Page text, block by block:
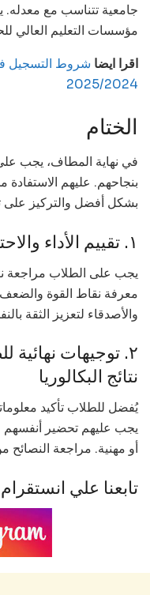
جامعية تتناسب مع معدله.
مؤسسات التعليم العالي
اقرا ايضا شروط التسجيل في
2025/2024
الختام
في نهاية المطاف، يجب على
بنجاحهم. عليهم الاستفادة
بشكل أفضل والتركيز على
١. تقييم الأداء والاحتفال بالنجاح
يجب على الطلاب مراجعة
معرفة نقاط القوة والضعف.
والأصدقاء لتعزيز الثقة
٢. توجيهات
نتائج البكالوريا
يُفضل للطلاب تأكيد
يجب عليهم تحضير أنفسهم
أو مهنية. مراجعة النصائح
تابعنا علي انستقرام